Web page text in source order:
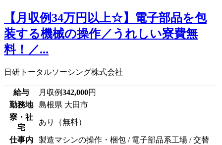
【月収例34万円以上☆】電子部品を包
装する機械の操作／うれしい寮費無
料！／...
日研トータルソーシング株式会社
給与 月収例342,000円
勤務地
島根県 大田市
寮・社
宅
あり（無料）
仕事内
製造マシンの操作・梱包 / 電子部品系工場 / 交替